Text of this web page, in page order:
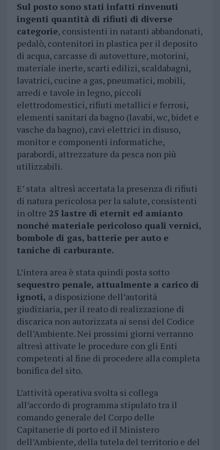
Sul posto sono stati infatti rinvenuti
ingenti quantità di rifiuti di diverse
categorie, consistenti in natanti abbandonati,
pedalò, contenitori in plastica per il deposito
di acqua, carcasse di autovetture, motorini,
materiale inerte, scarti edilizi, scaldabagni,
lavatrici, cucine a gas, pneumatici, mobili,
arredi e tavole in legno, piccoli
elettrodomestici, rifiuti metallici e ferrosi,
elementi sanitari da bagno (lavabi, wc, bidet e
vasche da bagno), cavi elettrici in disuso,
monitor e componenti informatiche,
parabordi, attrezzature da pesca non più
utilizzabili.
E’ stata altresì accertata la presenza di rifiuti
di natura pericolosa per la salute, consistenti
in oltre 25 lastre di eternit ed amianto
nonché materiale pericoloso quali vernici,
bombole di gas, batterie per auto e
taniche di carburante.
L’intera area è stata quindi posta sotto
sequestro penale, attualmente a carico di
ignoti, a disposizione dell’autorità
giudiziaria, per il reato di realizzazione di
discarica non autorizzata ai sensi del Codice
dell’Ambiente. Nei prossimi giorni verranno
altresì attivate le procedure con gli Enti
competenti al fine di procedere alla completa
bonifica del sito.
L’attività operativa svolta si collega
all’accordo di programma stipulato tra il
comando generale del Corpo delle
Capitanerie di porto ed il Ministero
dell’Ambiente, della tutela del territorio e del